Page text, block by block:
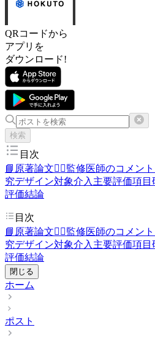
QRコードから
アプリを
ダウンロード!
検索
目次
📘原著論文👨‍⚕️監修医師のコメント
究デザイン対象介入 主要評価項目
評価結論
目次
📘原著論文👨‍⚕️監修医師のコメント
究デザイン対象介入 主要評価項目
評価結論
閉じる
ホーム
ポスト